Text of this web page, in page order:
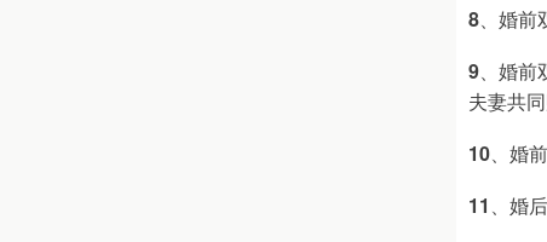
8、婚前
9、婚前
夫妻共
10、婚
11 、婚